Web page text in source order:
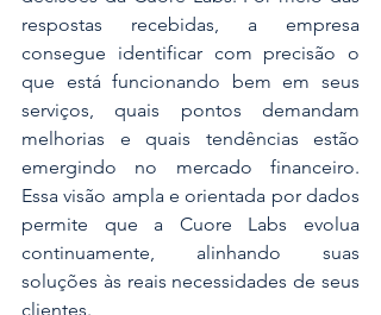
respostas recebidas, a empresa
consegue identificar com precisão o
que está funcionando bem em seus
serviços, quais pontos demandam
melhorias e quais tendências estão
emergindo no mercado financeiro.
Essa visão ampla e orientada por dados
permite que a Cuore Labs evolua
continuamente, alinhando suas
soluções às reais necessidades de seus
clientes.